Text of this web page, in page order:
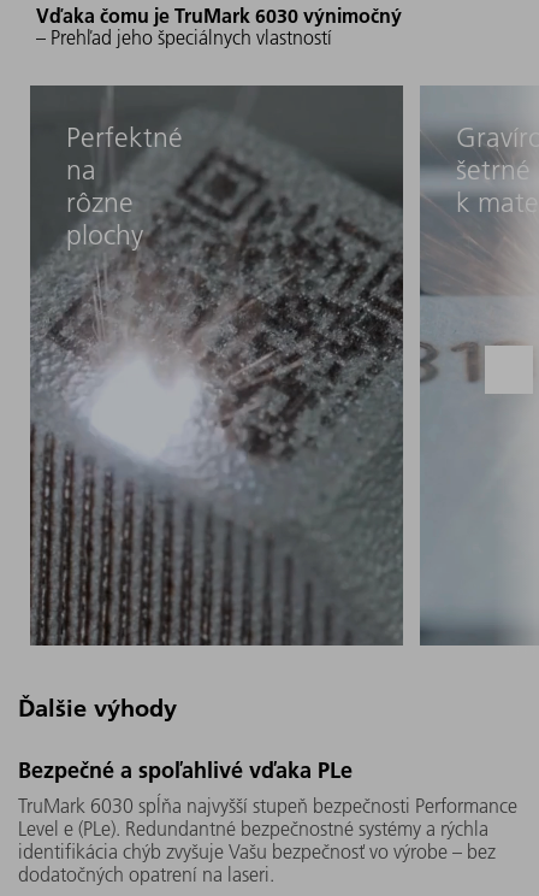
Vďaka čomu je TruMark 6030 výnimočný
– Prehľad jeho špeciálnych vlastností
Perfektné
na
rôzne
plochy
Pri vytváraní tvarov Vašich
produktov Vám nie sú kladené
žiadne obmedzenia: TruMark
6030 dokáže presne popisovať
a opracovať aj povrchy veľmi
šetrné
k
pulzu 40
TruMark
Ďalšie výhody
Bezpečné a spoľahlivé vďaka PLe
TruMark 6030 spĺňa najvyšší stupeň bezpečnosti Performance
Level e (PLe). Redundantné bezpečnostné systémy a rýchla
identifikácia chýb zvyšuje Vašu bezpečnosť vo výrobe – bez
dodatočných opatrení na laseri.